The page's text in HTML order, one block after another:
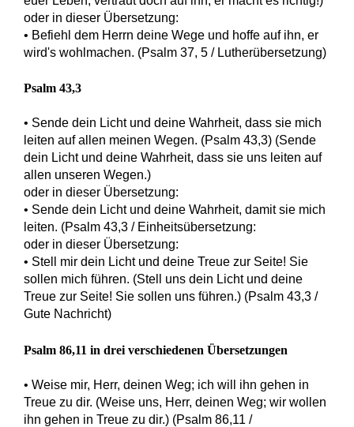
oder in dieser Übersetzung:
• Befiehl dem Herrn deine Wege und hoffe auf ihn, er
wird's wohlmachen. (Psalm 37, 5 / Lutherübersetzung)
Psalm 43,3
• Sende dein Licht und deine Wahrheit, dass sie mich
leiten auf allen meinen Wegen. (Psalm 43,3) (Sende
dein Licht und deine Wahrheit, dass sie uns leiten auf
allen unseren Wegen.)
oder in dieser Übersetzung:
• Sende dein Licht und deine Wahrheit, damit sie mich
leiten. (Psalm 43,3 / Einheitsübersetzung:
oder in dieser Übersetzung:
• Stell mir dein Licht und deine Treue zur Seite! Sie
sollen mich führen. (Stell uns dein Licht und deine
Treue zur Seite! Sie sollen uns führen.) (Psalm 43,3 /
Gute Nachricht)
Psalm 86,11 in drei verschiedenen Übersetzungen
• Weise mir, Herr, deinen Weg; ich will ihn gehen in
Treue zu dir. (Weise uns, Herr, deinen Weg; wir wollen
ihn gehen in Treue zu dir.) (Psalm 86,11 /